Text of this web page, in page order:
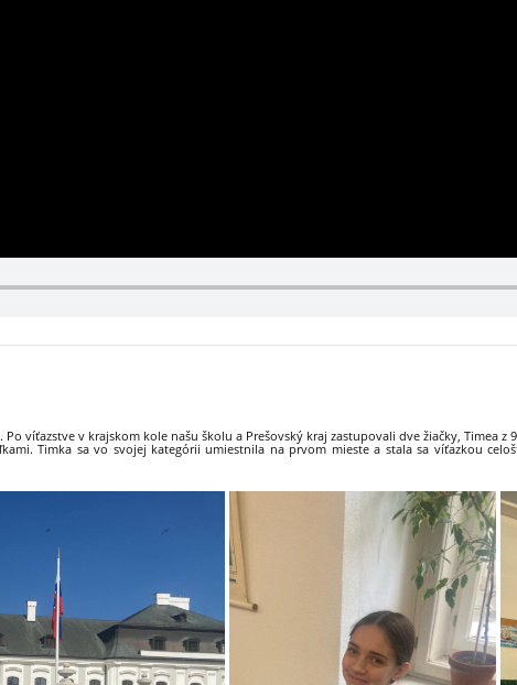
víťazstve v krajskom kole našu školu a Prešovský kraj zastupovali dve žiačky, Timea z
Timka sa vo svojej kategórii umiestnila na prvom mieste a stala sa víťazkou